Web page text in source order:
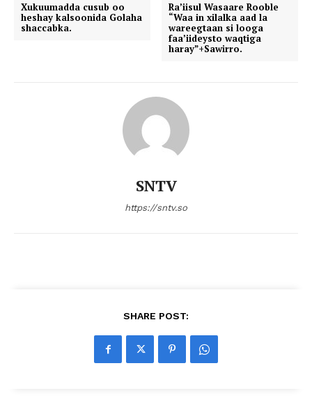
Xukuumadda cusub oo
heshay kalsoonida Golaha
shaccabka.
Ra’iisul Wasaare Rooble
“Waa in xilalka aad la
wareegtaan si looga
faa’iideysto waqtiga
haray”+Sawirro.
SNTV
https://sntv.so
SHARE POST: